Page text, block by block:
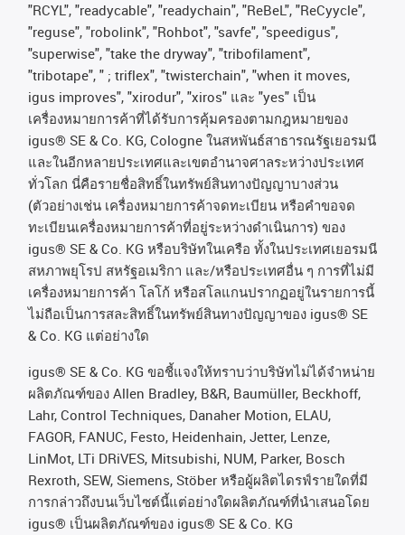
"RCYL", "readycable", "readychain", "ReBeL", "ReCyycle",
"reguse", "robolink", "Rohbot", "savfe", "speedigus",
"superwise", "take the dryway", "tribofilament",
"tribotape", " ; triflex", "twisterchain", "when it moves,
igus improves", "xirodur", "xiros" และ "yes" เป็น
เครื่องหมายการค้าที่ได้รับการคุ้มครองตามกฎหมายของ
igus® SE & Co. KG, Cologne ในสหพันธ์สาธารณรัฐเยอรมนี
และในอีกหลายประเทศและเขตอํานาจศาลระหว่างประเทศ
ทั่วโลก นี่คือรายชื่อสิทธิ์ในทรัพย์สินทางปัญญาบางส่วน
(ตัวอย่างเช่น เครื่องหมายการค้าจดทะเบียน หรือคำขอจด
ทะเบียนเครื่องหมายการค้าที่อยู่ระหว่างดำเนินการ) ของ
igus® SE & Co. KG หรือบริษัทในเครือ ทั้งในประเทศเยอรมนี
สหภาพยุโรป สหรัฐอเมริกา และ/หรือประเทศอื่น ๆ การที่ไม่มี
เครื่องหมายการค้า โลโก้ หรือสโลแกนปรากฏอยู่ในรายการนี้
ไม่ถือเป็นการสละสิทธิ์ในทรัพย์สินทางปัญญาของ igus® SE
& Co. KG แต่อย่างใด
igus® SE & Co. KG ขอชี้แจงให้ทราบว่าบริษัทไม่ได้จําหน่าย
ผลิตภัณฑ์ของ Allen Bradley, B&R, Baumüller, Beckhoff,
Lahr, Control Techniques, Danaher Motion, ELAU,
FAGOR, FANUC, Festo, Heidenhain, Jetter, Lenze,
LinMot, LTi DRiVES, Mitsubishi, NUM, Parker, Bosch
Rexroth, SEW, Siemens, Stöber หรือผู้ผลิตไดรฟ์รายใดที่มี
การกล่าวถึงบนเว็บไซต์นี้แต่อย่างใดผลิตภัณฑ์ที่นําเสนอโดย
igus® เป็นผลิตภัณฑ์ของ igus® SE & Co. KG